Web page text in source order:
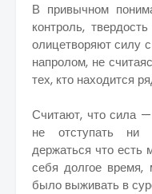
В привычном
контроль,
олицетворяют силу
напролом, не
тех, кто находится
Считают, что сила
не отступать ни
держаться что есть
себя долгое время,
было выживать в